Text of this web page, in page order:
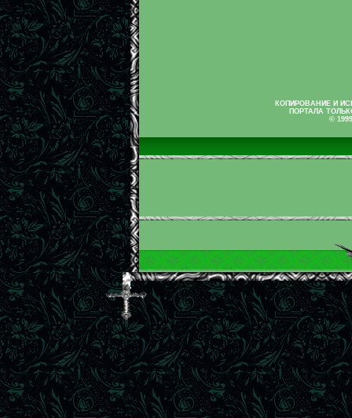
КОПИРОВАНИЕ И
ПОРТАЛА
©